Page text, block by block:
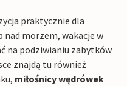
praktycznie dla
nad morzem, wakacje w
na podziwianiu zabytków
znajdą tu również
miłośnicy wędrówek